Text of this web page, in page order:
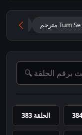
تحميل
الحلقة 383